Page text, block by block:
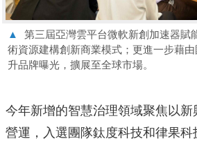
▲
第三屆亞灣雲平台微軟新創加速器賦
術資源建構創新商業模式；更進一步藉
升品牌曝光，擴展至全球市場。
今年新增的智慧治理領域聚焦以
營運，入選團隊鈦度科技和律果